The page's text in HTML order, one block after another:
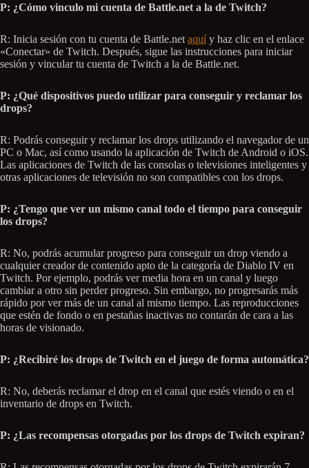
P: ¿Cómo vinculo mi cuenta de Battle.net a la de Twitch?
R: Inicia sesión con tu cuenta de Battle.net aquí y haz clic en el enlace
«Conectar» de Twitch. Después, sigue las instrucciones para iniciar
sesión y vincular tu cuenta de Twitch a la de Battle.net.
P: ¿Qué dispositivos puedo utilizar para conseguir y reclamar los
drops?
R: Podrás conseguir y reclamar los drops utilizando el navegador de un
PC o Mac, así como usando la aplicación de Twitch de Android o iOS.
Las aplicaciones de Twitch de las consolas o televisiones inteligentes y
otras aplicaciones de televisión no son compatibles con los drops.
P: ¿Tengo que ver un mismo canal todo el tiempo para conseguir
los drops?
R: No, podrás acumular progreso para conseguir un drop viendo a
cualquier creador de contenido apto de la categoría de Diablo IV en
Twitch. Por ejemplo, podrás ver media hora en un canal y luego
cambiar a otro sin perder progreso. Sin embargo, no progresarás más
rápido por ver más de un canal al mismo tiempo. Las reproducciones
que estén de fondo o en pestañas inactivas no contarán de cara a las
horas de visionado.
P: ¿Recibiré los drops de Twitch en el juego de forma automática?
R: No, deberás reclamar el drop en el canal que estés viendo o en el
inventario de drops en Twitch.
P: ¿Las recompensas otorgadas por los drops de Twitch expiran?